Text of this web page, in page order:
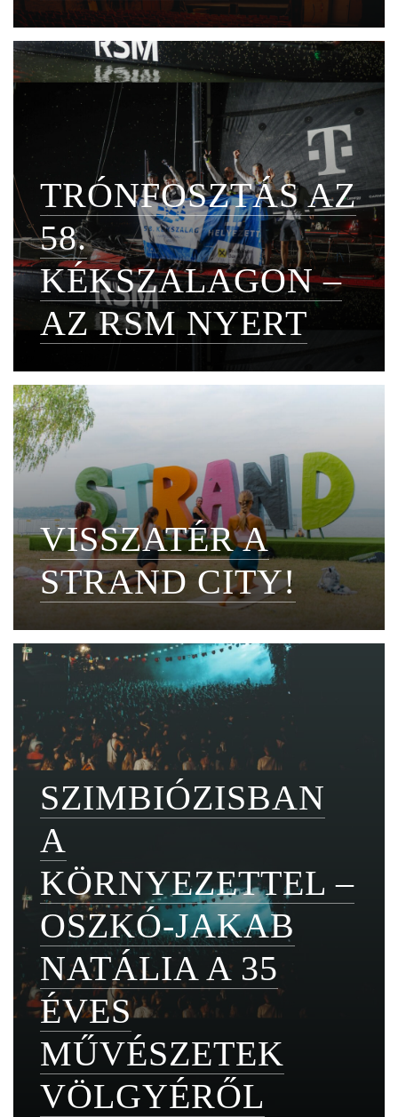
TRÓNFOSZTÁS AZ
58.
KÉKSZALAGON –
AZ RSM NYERT
VISSZATÉR A
STRAND CITY!
SZIMBIÓZISBAN
A
KÖRNYEZETTEL –
OSZKÓ-JAKAB
NATÁLIA A 35
ÉVES
MŰVÉSZETEK
VÖLGYÉRŐL